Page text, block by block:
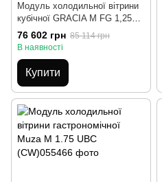
Модуль холодильної вітрини
кубічної GRACIA М FG 1,25
UBC (фіксоване скло)
76 602 грн 85 114 грн
В наявності
Купити